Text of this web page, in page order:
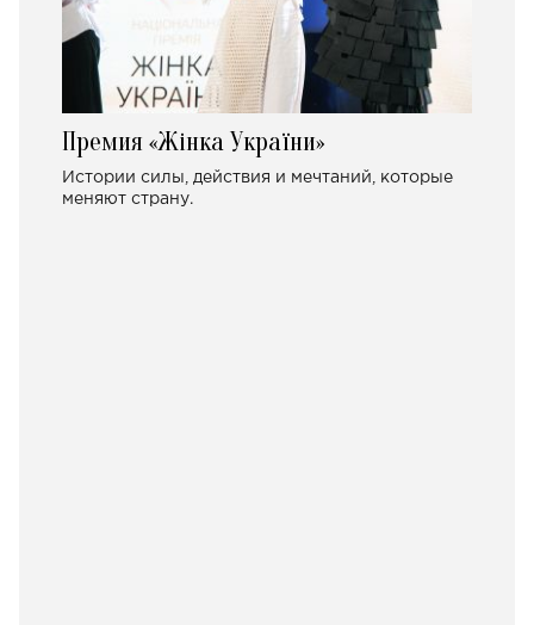
Премия «Жінка України»
Истории силы, действия и мечтаний, которые
меняют страну.